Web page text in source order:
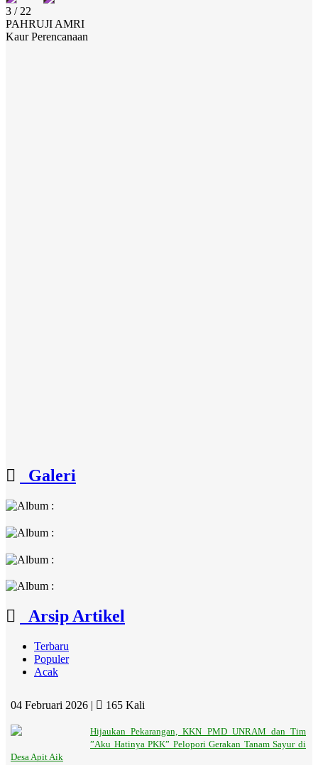
3 / 22
PAHRUJI AMRI
Kaur Perencanaan
Galeri
Arsip Artikel
Terbaru
Populer
Acak
04 Februari 2026 | 165 Kali
Hijaukan Pekarangan, KKN PMD UNRAM dan Tim
”Aku Hatinya PKK” Pelopori Gerakan Tanam Sayur di
Desa Apit Aik